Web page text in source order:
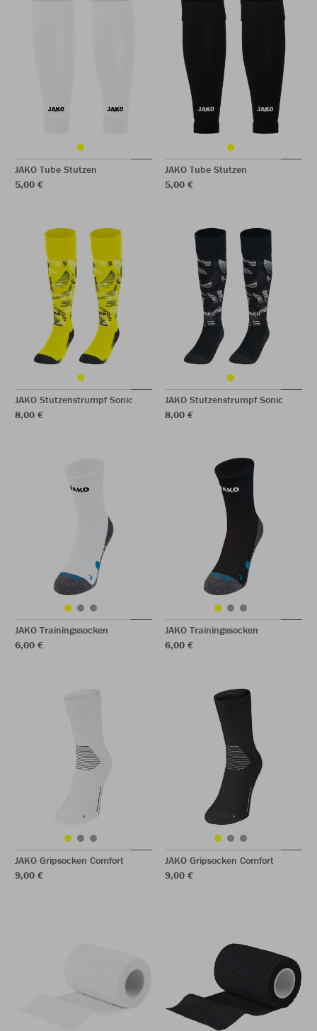
JAKO Tube Stutzen
5,00 €
JAKO Tube Stutzen
5,00 €
JAKO Stutzenstrumpf Sonic
8,00 €
JAKO Stutzenstrumpf Sonic
8,00 €
JAKO Trainingssocken
6,00 €
JAKO Trainingssocken
6,00 €
JAKO Gripsocken Comfort
9,00 €
JAKO Gripsocken Comfort
9,00 €